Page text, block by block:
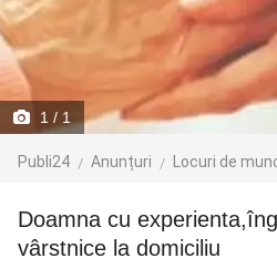
1 / 1
Publi24 Anunțuri Locuri de
Doamna cu experienta,îngrijesc persoane
vârstnice la domiciliu